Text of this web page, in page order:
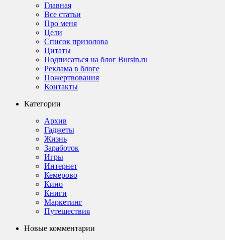
Главная
Все статьи
Про меня
Цели
Список призолова
Цитаты
Подписаться на блог Bursin.ru
Реклама в блоге
Пожертвования
Контакты
Категории
Архив
Гаджеты
Жизнь
Заработок
Игры
Интернет
Кемерово
Кино
Книги
Маркетинг
Путешествия
Новые комментарии